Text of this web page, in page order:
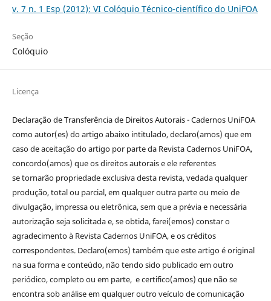
v. 7 n. 1 Esp (2012): VI Colóquio Técnico-científico do UniFOA
Seção
Colóquio
Licença
Declaração de Transferência de Direitos Autorais - Cadernos UniFOA
como autor(es) do artigo abaixo intitulado, declaro(amos) que em
caso de aceitação do artigo por parte da Revista Cadernos UniFOA,
concordo(amos) que os direitos autorais e ele referentes
se tornarão propriedade exclusiva desta revista, vedada qualquer
produção, total ou parcial, em qualquer outra parte ou meio de
divulgação, impressa ou eletrônica, sem que a prévia e necessária
autorização seja solicitada e, se obtida, farei(emos) constar o
agradecimento à Revista Cadernos UniFOA, e os créditos
correspondentes. Declaro(emos) também que este artigo é original
na sua forma e conteúdo, não tendo sido publicado em outro
periódico, completo ou em parte, e certifico(amos) que não se
encontra sob análise em qualquer outro veículo de comunicação